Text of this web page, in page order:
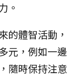
。
的體智活動，
元，例如一邊
隨時保持注意